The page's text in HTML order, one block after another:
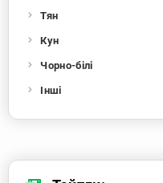
Тян
Кун
Чорно-білі
Інші